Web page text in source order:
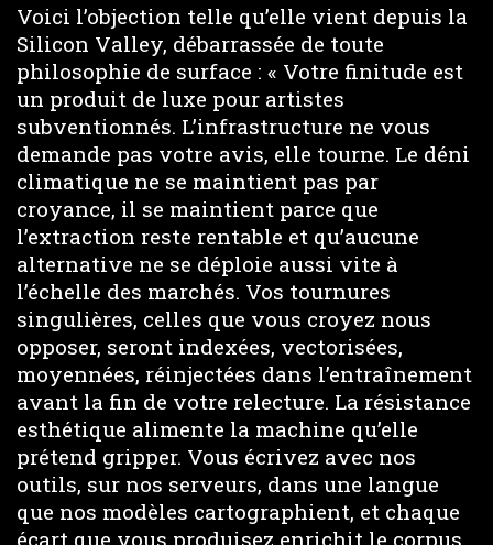
Voici l’objection telle qu’elle vient depuis la
Silicon Valley, débarrassée de toute
philosophie de surface : « Votre finitude est
un produit de luxe pour artistes
subventionnés. L’infrastructure ne vous
demande pas votre avis, elle tourne. Le déni
climatique ne se maintient pas par
croyance, il se maintient parce que
l’extraction reste rentable et qu’aucune
alternative ne se déploie aussi vite à
l’échelle des marchés. Vos tournures
singulières, celles que vous croyez nous
opposer, seront indexées, vectorisées,
moyennées, réinjectées dans l’entraînement
avant la fin de votre relecture. La résistance
esthétique alimente la machine qu’elle
prétend gripper. Vous écrivez avec nos
outils, sur nos serveurs, dans une langue
que nos modèles cartographient, et chaque
écart que vous produisez enrichit le corpus